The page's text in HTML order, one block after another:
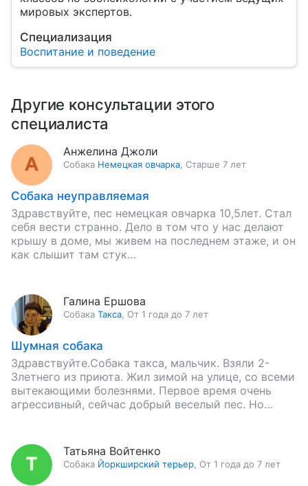
мировых экспертов.
Специализация
Воспитание и поведение
Другие консультации этого
специалиста
Анжелина Джоли
Собака Немецкая овчарка Старше 7 лет
Собака неуправляемая
Здравствуйте, пес немецкая овчарка 10,5лет. Стал
себя вести странно. Дело в том что у нас делают
крышу в доме, мы живем на последнем этаже, и он
как слышит там стук…
Галина Ершова
Собака Такса От 1 года до 7 лет
Шумная собака
Здравствуйте.Собака такса, мальчик. Взяли 2-
3летнего из приюта. Жил зимой на улице, со всеми
вытекающими болезнями. Первое время очень
агрессивный, сейчас добрый веселый пес. Но
Татьяна Войтенко
Собака Йоркширский терьер От 1 года до 7 лет